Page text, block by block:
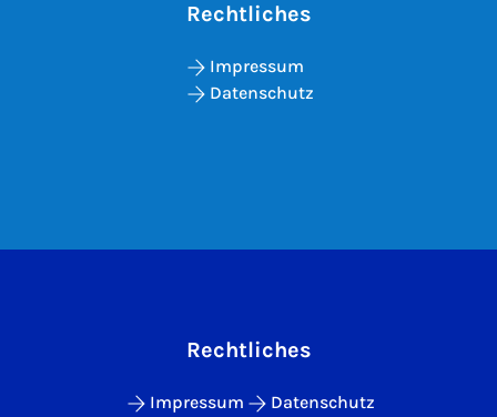
Rechtliches
Impressum
Datenschutz
Rechtliches
Impressum
Datenschutz